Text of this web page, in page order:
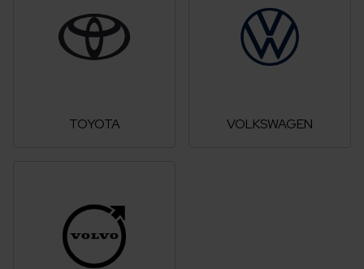
TOYOTA VOLKSWAGEN